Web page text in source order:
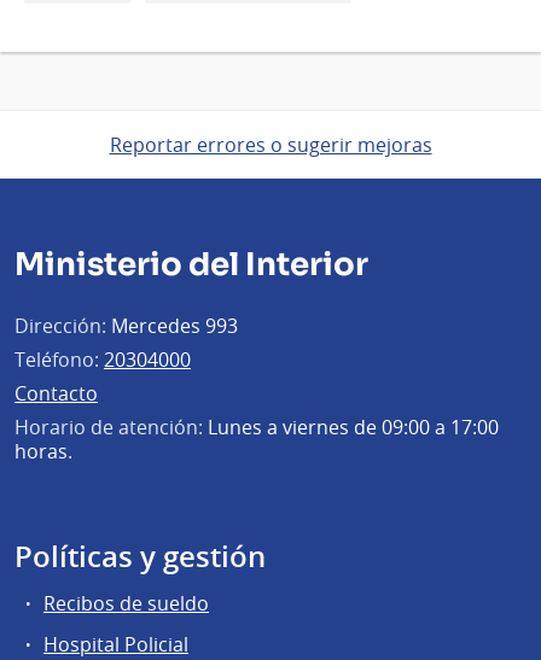
Reportar errores o sugerir mejoras
Ministerio del Interior
Dirección: Mercedes 993
Teléfono: 20304000
Contacto
Horario de atención: Lunes a viernes de 09:00 a 17:00
horas.
Políticas y gestión
Recibos de sueldo
Hospital Policial